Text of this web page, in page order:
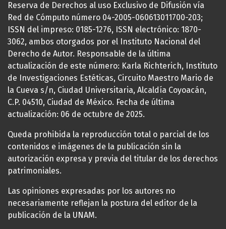
Reserva de Derechos al uso Exclusivo de Difusión vía
Red de Cómputo número 04-2005-060613011700-203;
ISSN del impreso: 0185-1276, ISSN electrónico: 1870-
3062, ambos otorgados por el Instituto Nacional del
Derecho de Autor. Responsable de la última
actualización de este número: Karla Richterich, Instituto
de Investigaciones Estéticas, Circuito Maestro Mario de
la Cueva s/n, Ciudad Universitaria, Alcaldía Coyoacán,
C.P. 04510, Ciudad de México. Fecha de última
actualización: 06 de octubre de 2025.
Queda prohibida la reproducción total o parcial de los
contenidos e imágenes de la publicación sin la
autorización expresa y previa del titular de los derechos
patrimoniales.
Las opiniones expresadas por los autores no
necesariamente reflejan la postura del editor de la
publicación de la UNAM.